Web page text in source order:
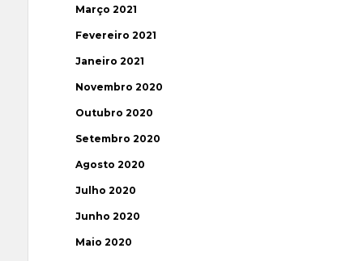
Março 2021
Fevereiro 2021
Janeiro 2021
Novembro 2020
Outubro 2020
Setembro 2020
Agosto 2020
Julho 2020
Junho 2020
Maio 2020